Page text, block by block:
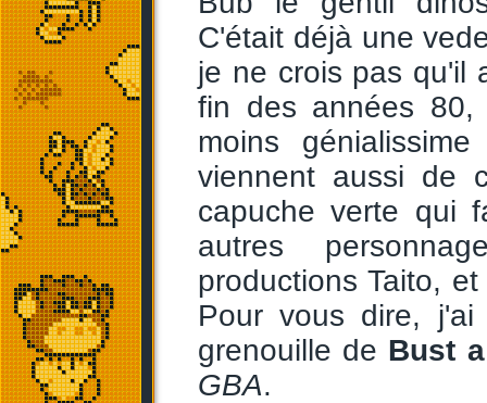
C'était déjà une
je ne crois pas qu'il
fin des années
moins
viennent aussi de
capuche verte qui
autres
productions Taito,
Pour vous dire,
grenouille de Bust
GBA.